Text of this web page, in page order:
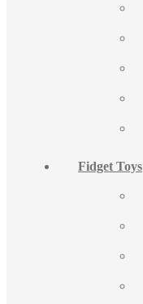
Fidget Toys